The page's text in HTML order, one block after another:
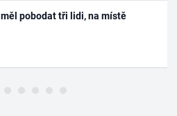
pobodat tři lidi, na místě